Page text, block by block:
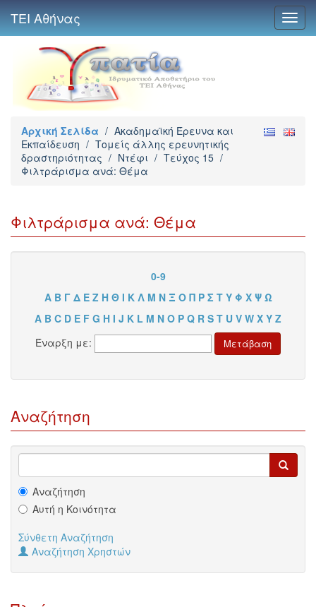
ΤΕΙ Αθήνας
Αρχική Σελίδα / Ακαδημαϊκή Έρευνα και
Εκπαίδευση / Τομείς άλλης ερευνητικής
δραστηριότητας / Ντέφι / Τεύχος 15 /
Φιλτράρισμα ανά: Θέμα
Φιλτράρισμα ανά: Θέμα
0-9
Α Β Γ Δ Ε Ζ Η Θ Ι Κ Λ Μ Ν Ξ Ο Π Ρ Σ Τ Υ Φ Χ Ψ Ω
A B C D E F G H I J K L M N O P Q R S T U V W X Y Z
Έναρξη με:
Αναζήτηση
Αναζήτηση
Αυτή η Κοινότητα
Σύνθετη Αναζήτηση
Αναζήτηση Χρηστών